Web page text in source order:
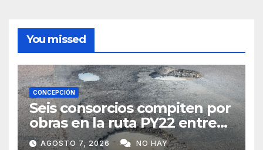
You missed
CONCEPCIÓN
Seis consorcios compiten por
obras en la ruta PY22 entre
Concepción y Vallemí
AGOSTO 7, 2026 NO HAY